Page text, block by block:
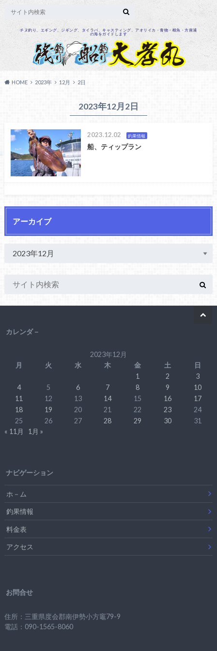
チヌ釣り、エギング、ジギング、タイラバ、キャスティング、アオリイカ・青物・根魚・方座浦
の海をガイドします
HOME 2023年 12月 2日
2023年12月2日
2023.12.02 釣果情報
船、ティップラン
アーカイブ
カレンダ－
2023年12月
月
火 水 木 金 土
日
1
2
3
4
5 6 7 8 9
10
11
12 13 14 15 16
17
18
19 20 21 22 23
24
25
26 27 28 29 30
31
« 11月
1月 »
ナビゲーション
ホ－ム
釣果情報
料金表
アクセス
お問合せ
住所：三重県度会郡南伊勢小方竈79-9
電話：090-1565-8060